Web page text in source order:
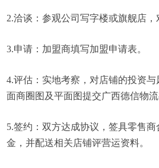
2.洽谈：参观公司写字楼或旗舰店，
3.申请：加盟商填写加盟申请表。
4.评估：实地考察，对店铺的投资
面商圈图及平面图提交广西德信物流
5.签约：双方达成协议，签具零售
金，并配送相关店铺评营运资料。